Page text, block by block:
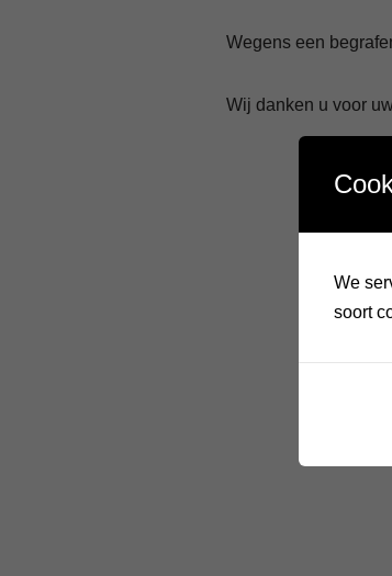
Wegens een
Wij danken u voor
We
soort